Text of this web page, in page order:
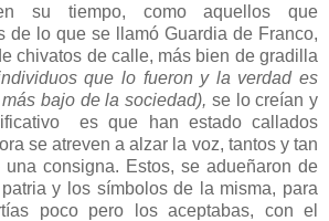
su tiempo, como aquellos que
de lo que se llamó Guardia de Franco,
chivatos de calle, más bien de gradilla
que lo fueron y la verdad es
bajo de la sociedad), se lo creían y
es que han estado callados
se atreven a alzar la voz, tantos y tan
consigna. Estos, se adueñaron de
y los símbolos de la misma, para
poco pero los aceptabas, con el